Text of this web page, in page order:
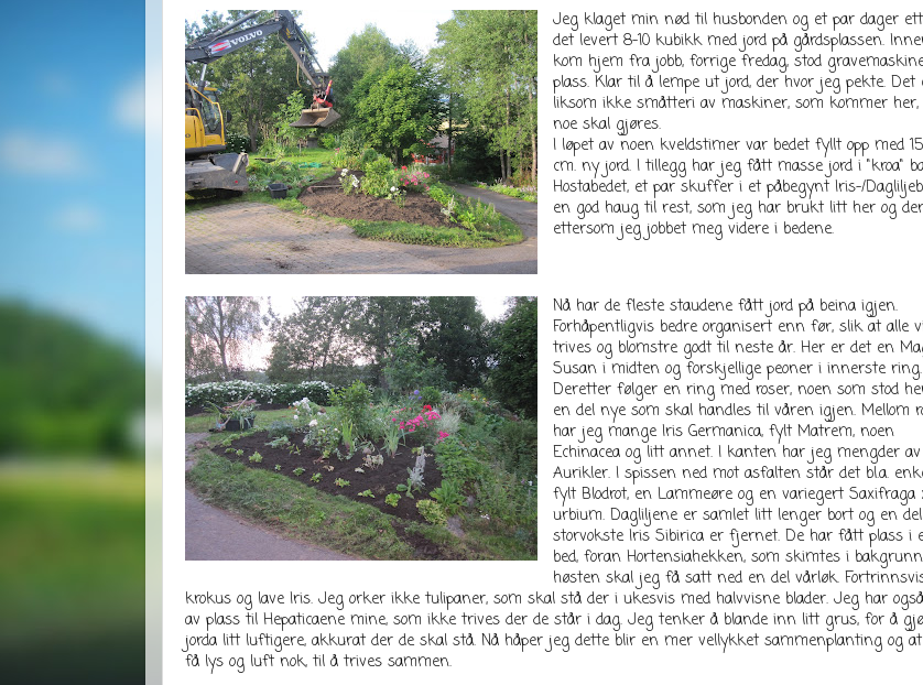
Jeg klaget min nød til husbonden og et par dager
det levert 8-10 kubikk med jord på gårdsplassen.
kom hjem fra jobb, forrige fredag, stod
plass. Klar til å lempe ut jord, der hvor jeg pekte. Det
liksom ikke småtteri av maskiner, som kommer
noe skal gjøres.
I løpet av noen kveldstimer var bedet fyllt opp med
cm. ny jord. I tillegg har jeg fått masse jord i "kroa"
Hostabedet, et par skuffer i et påbegynt Iris-/
en god haug til rest, som jeg har brukt litt her og
ettersom jeg jobbet meg videre i bedene.
Nå har de fleste staudene fått jord på beina igjen.
Forhåpentligvis bedre organisert enn før, slik at alle
trives og blomstre godt til neste år. Her er det en
Susan i midten og forskjellige peoner i innerste ring.
Deretter følger en ring med roser, noen som stod
en del nye som skal handles til våren igjen. Mellom
har jeg mange Iris Germanica, fylt Matrem, noen
Echinacea og litt annet. I kanten har jeg mengder av
Aurikler. I spissen ned mot asfalten står det bl.a.
fylt Blodrot, en Lammeøre og en variegert Saxifraga
urbium. Dagliljene er samlet litt lenger bort og en del
storvokste Iris Sibirica er fjernet. De har fått plass i
bed, foran Hortensiahekken, som skimtes i
høsten skal jeg få satt ned en del vårløk.
krokus og lave Iris. Jeg orker ikke tulipaner, som skal stå der i ukesvis med halvvisne blader. Jeg har
av plass til Hepaticaene mine, som ikke trives der de står i dag. Jeg tenker å blande inn litt grus, for å
jorda litt luftigere, akkurat der de skal stå. Nå håper jeg dette blir en mer vellykket sammenplanting og
få lys og luft nok, til å trives sammen.